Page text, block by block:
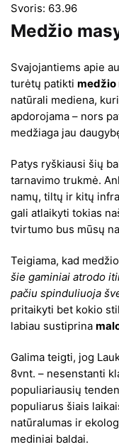
Svoris: 63.96
Medžio
Svajojantiems apie
turėtų patikti medžio
natūrali mediena,
apdorojama – nors
medžiaga jau
Patys ryškiausi šių
tarnavimo trukmė.
namų, tiltų ir kitų
gali atlaikyti tokias
tvirtumo bus mūsų
Teigiama, kad
šie gaminiai atrodo
pačiu spinduliuoja
pritaikyti bet kokio
labiau sustiprina
Galima teigti, jog
8vnt. – nesenstanti
populiariausių
populiarus šiais
natūralumas ir
mediniai baldai.